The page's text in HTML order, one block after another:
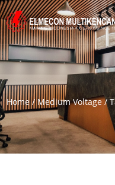
Home/Medium Voltage/